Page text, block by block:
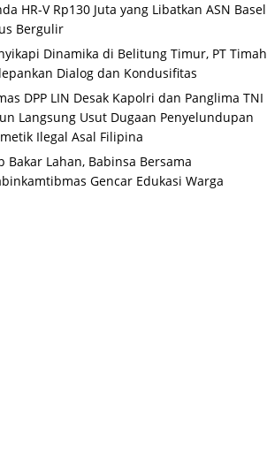
HR-V Rp130 Juta yang Libatkan ASN Basel
Bergulir
Dinamika di Belitung Timur, PT Timah
Dialog dan Kondusifitas
DPP LIN Desak Kapolri dan Panglima TNI
Langsung Usut Dugaan Penyelundupan
Ilegal Asal Filipina
Bakar Lahan, Babinsa Bersama
Gencar Edukasi Warga